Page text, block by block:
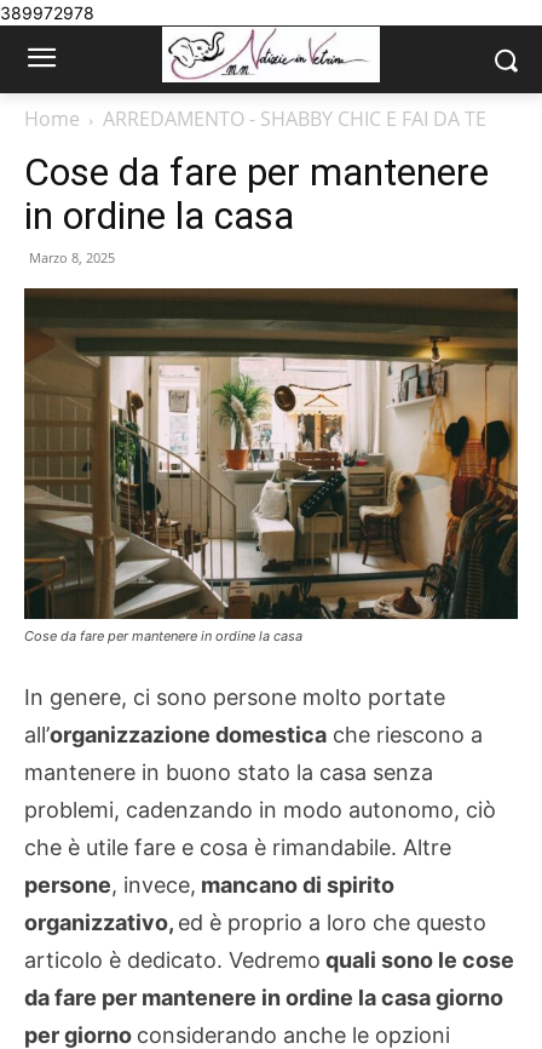
389972978
Home ARREDAMENTO - SHABBY CHIC E FAI DA TE
Cose da fare per mantenere
in ordine la casa
Marzo 8, 2025
Cose da fare per mantenere in ordine la casa
In genere, ci sono persone molto portate
all’organizzazione domestica che riescono a
mantenere in buono stato la casa senza
problemi, cadenzando in modo autonomo, ciò
che è utile fare e cosa è rimandabile. Altre
persone, invece, mancano di spirito
organizzativo, ed è proprio a loro che questo
articolo è dedicato. Vedremo quali sono le cose
da fare per mantenere in ordine la casa giorno
per giorno considerando anche le opzioni